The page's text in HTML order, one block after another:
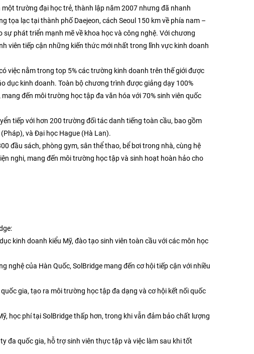
trường đại học trẻ, thành lập năm 2007 nhưng đã nhanh
tọa lạc tại thành phố Daejeon, cách Seoul 150 km về phía nam –
phát triển mạnh mẽ về khoa học và công nghệ. Với chương
viên tiếp cận những kiến thức mới nhất trong lĩnh vực kinh doanh
việc nằm trong top 5% các trường kinh doanh trên thế giới được
dục kinh doanh. Toàn bộ chương trình được giảng dạy 100%
đến môi trường học tập đa văn hóa với 70% sinh viên quốc
tiếp với hơn 200 trường đối tác danh tiếng toàn cầu, bao gồm
và Đại học Hague (Hà Lan).
đầu sách, phòng gym, sân thể thao, bể bơi trong nhà, cùng hệ
nghi, mang đến môi trường học tập và sinh hoạt hoàn hảo cho
kinh doanh kiểu Mỹ, đào tạo sinh viên toàn cầu với các môn học
nghệ của Hàn Quốc, SolBridge mang đến cơ hội tiếp cận với nhiều
gia, tạo ra môi trường học tập đa dạng và cơ hội kết nối quốc
học phí tại SolBridge thấp hơn, trong khi vẫn đảm bảo chất lượng
đa quốc gia, hỗ trợ sinh viên thực tập và việc làm sau khi tốt